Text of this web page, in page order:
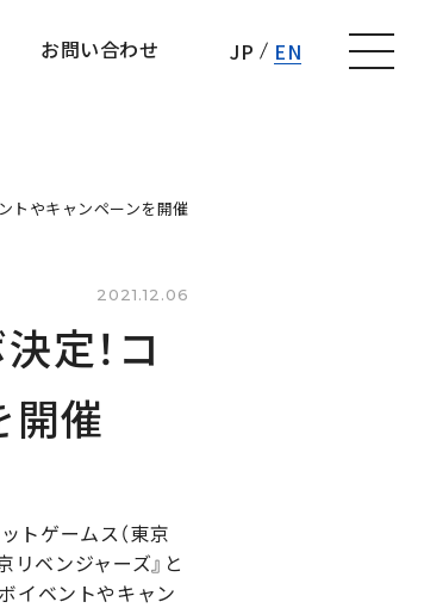
お問い合わせ
JP EN
トやキャンペーンを開催
2021.12.06
定！コ
開催
トゲームス（東京
リベンジャーズ』と
イベントやキャン